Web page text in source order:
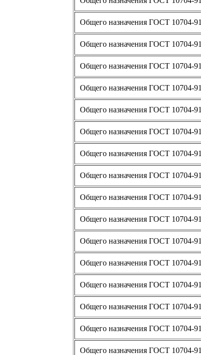
Общего назначения ГОСТ 10704-91
Общего назначения ГОСТ 10704-91
Общего назначения ГОСТ 10704-91
Общего назначения ГОСТ 10704-91
Общего назначения ГОСТ 10704-91
Общего назначения ГОСТ 10704-91
Общего назначения ГОСТ 10704-91
Общего назначения ГОСТ 10704-91
Общего назначения ГОСТ 10704-91
Общего назначения ГОСТ 10704-91
Общего назначения ГОСТ 10704-91
Общего назначения ГОСТ 10704-91
Общего назначения ГОСТ 10704-91
Общего назначения ГОСТ 10704-91
Общего назначения ГОСТ 10704-91
Общего назначения ГОСТ 10704-91